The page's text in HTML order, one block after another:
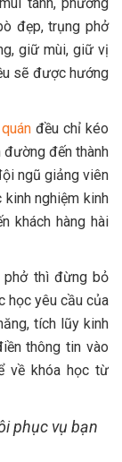
tanh, phương
đẹp, trụng phở
giữ mùi, giữ vị
sẽ được hướng
đều chỉ kéo
đến thành
ngũ giảng viên
nghiệm kinh
khách hàng hài
phở thì đừng bỏ
học yêu cầu của
tích lũy kinh
thông tin vào
về khóa học từ
phục vụ bạn